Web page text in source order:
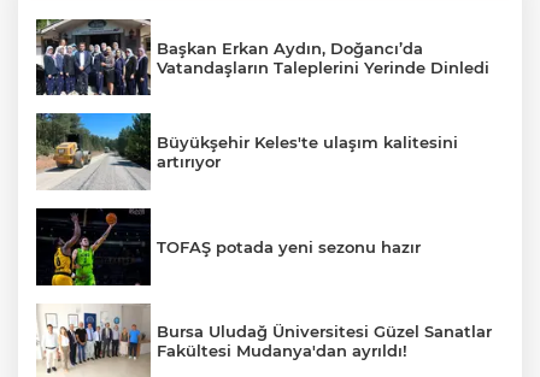
Başkan Erkan Aydın, Doğancı’da
Vatandaşların Taleplerini Yerinde Dinledi
Büyükşehir Keles'te ulaşım kalitesini
artırıyor
TOFAŞ potada yeni sezonu hazır
Bursa Uludağ Üniversitesi Güzel Sanatlar
Fakültesi Mudanya'dan ayrıldı!